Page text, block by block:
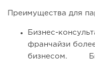
Преимущества для
Бизнес-
франчайзи
бизнесом.